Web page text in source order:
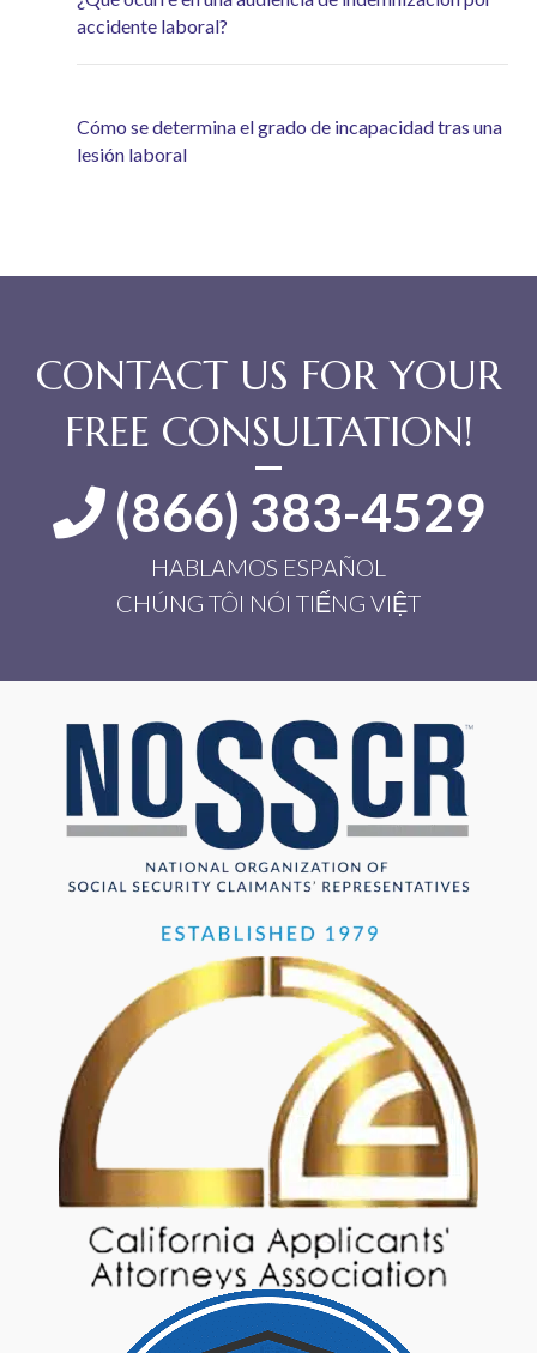
accidente laboral?
Cómo se determina el grado de incapacidad tras una
lesión laboral
CONTACT US FOR YOUR
FREE CONSULTATION!
(866) 383-4529
HABLAMOS ESPAÑOL
CHÚNG TÔI NÓI TIẾNG VIỆT